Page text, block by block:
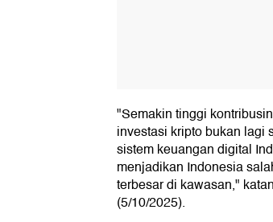
"Semakin tinggi
investasi kripto bukan lagi
sistem keuangan digital
menjadikan Indonesia
terbesar di kawasan,"
(5/10/2025).